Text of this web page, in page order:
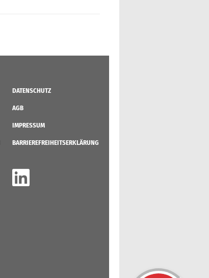
DATENSCHUTZ
AGB
IMPRESSUM
BARRIEREFREIHEITSERKLÄRUNG